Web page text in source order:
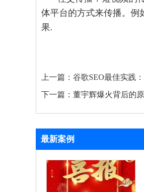
体平台的方式来传播。例
果.
上一篇： 谷歌SEO最佳实践
下一篇： 董宇辉爆火背后的
最新案例